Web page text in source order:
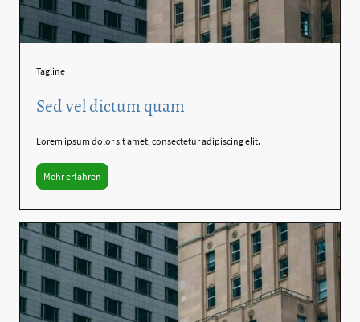
Tagline
Sed vel dictum quam
Lorem ipsum dolor sit amet, consectetur adipiscing elit.
Mehr erfahren